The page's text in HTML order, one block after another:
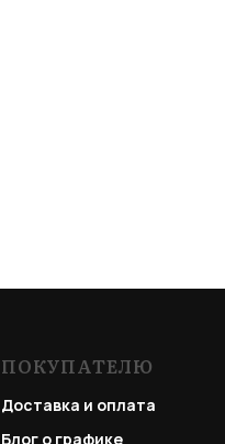
ПОКУПАТЕЛЮ
Доставка и оплата
Блог о графике